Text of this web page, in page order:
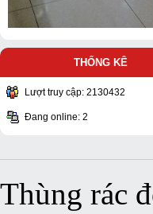
THỐNG KÊ
Lượt truy cập: 2130432
Đang online: 2
Thùng rác